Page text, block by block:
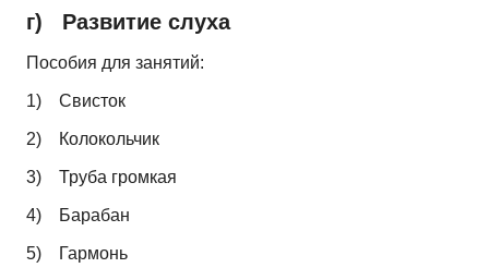
г) Развитие слуха
Пособия для занятий:
1) Свисток
2) Колокольчик
3) Труба громкая
4) Барабан
5) Гармонь